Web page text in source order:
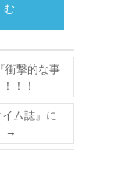
衝撃的な事
！！
ム誌』に
→